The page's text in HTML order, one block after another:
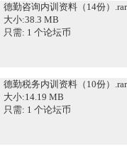
德勤咨询内训资料（14份）.rar
大小:38.3 MB
只需: 1 个论坛币
德勤税务内训资料（10份）.rar
大小:14.19 MB
只需: 1 个论坛币